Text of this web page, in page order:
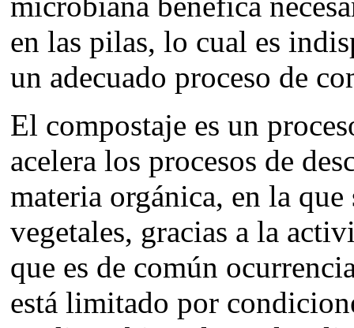
en las pilas, lo cual es
un adecuado proceso de
El compostaje es un
acelera los procesos de
materia orgánica, en la
vegetales, gracias a la
que es de común
está limitado por